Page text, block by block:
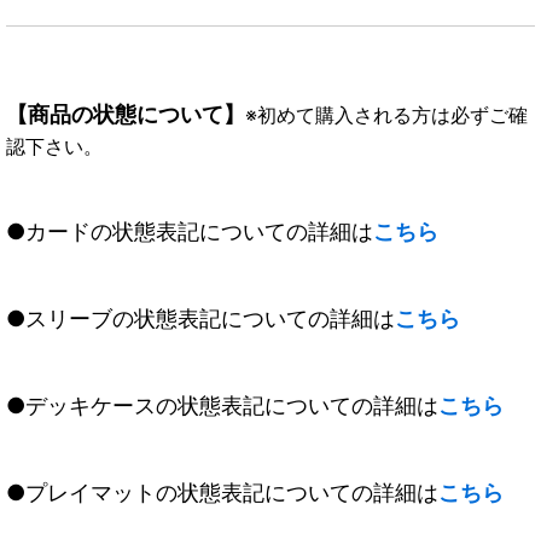
【商品の状態について】 ※初めて購入される方は必ずご確
認下さい。
●カードの状態表記についての詳細はこちら
●スリーブの状態表記についての詳細はこちら
●デッキケースの状態表記についての詳細はこちら
●プレイマットの状態表記についての詳細はこちら